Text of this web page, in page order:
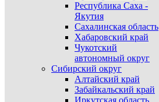
Республика Саха -
Якутия
Сахалинская область
Хабаровский край
Чукотский
автономный округ
Сибирский округ
Алтайский край
Забайкальский край
Иркутская область